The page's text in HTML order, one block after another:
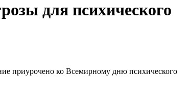
для психического
приурочено ко Всемирному дню психического